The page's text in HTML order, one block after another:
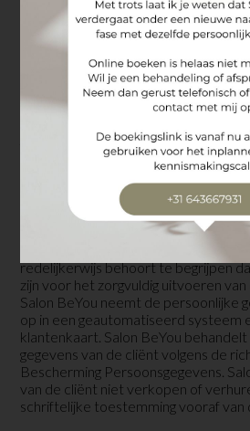
door partijen uitdrukkelijk en
2. Inspanningen schoonheidssalon
De schoonheidssalon zal de
inzicht en vermogen en
vakmanschap uitvoeren en op
bekende stand der wetenschap. De
zoveel als redelijkerwijs mogelijk is
financiële consequenties van de
3. Persoonsgegevens en privacy
De cliënt voorziet
behandeling van alle gegevens,
aangeeft dat deze noodzakelijk zijn
redelijkerwijs behoort te begrijpen
zijn voor het zorgvuldig uitvoeren van
Salon BeYou neemt de persoonlijke
op in een geautomatiseerd systeem
klantenkaart. Salon BeYou
gegevens van de cliënt volgens de
Bescherming Persoonsgegevens.
van de cliënt niet verkopen of
schriftelijke toestemming vooraf van